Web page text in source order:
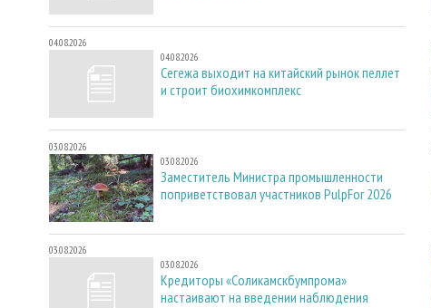
04.08.2026
04.08.2026
Сегежа выходит на китайский рынок пеллет
и строит биохимкомплекс
03.08.2026
03.08.2026
Заместитель Министра промышленности
поприветствовал участников PulpFor 2026
03.08.2026
03.08.2026
Кредиторы «Соликамскбумпрома»
настаивают на введении наблюдения